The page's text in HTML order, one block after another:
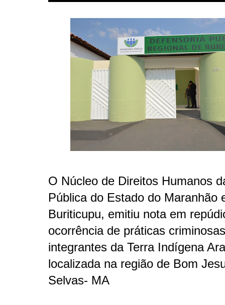
O Núcleo de Direitos Humanos
Pública do Estado do Maranhão
Buriticupu, emitiu nota em
ocorrência de práticas
integrantes da Terra Indígena
localizada na região de Bom
Selvas- MA